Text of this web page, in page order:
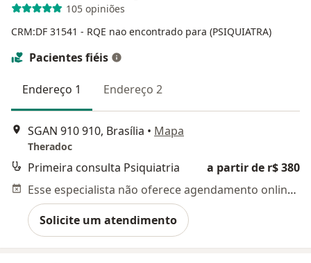
105 opiniões
CRM:DF 31541 - RQE nao encontrado para (PSIQUIATRA)
Pacientes fiéis
Endereço 1 Endereço 2
SGAN 910 910, Brasília • Mapa
Theradoc
Primeira consulta Psiquiatria
a partir de r$ 380
Esse especialista não oferece agendamento online para esse endereço.
Solicite um atendimento